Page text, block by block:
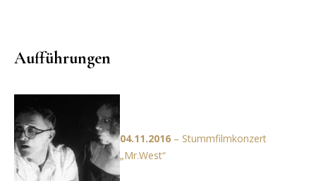
Aufführungen
04.11.2016 – Stummfilmkonzert
„Mr.West“